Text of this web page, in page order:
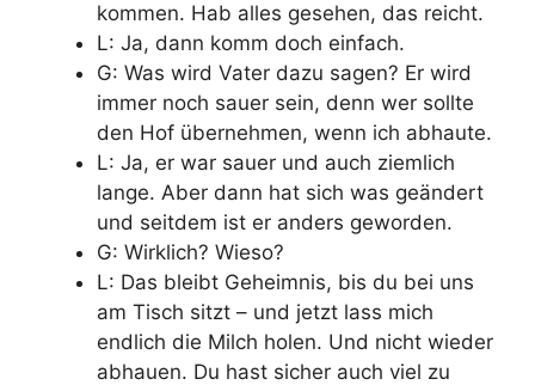
kommen. Hab alles gesehen, das reicht.
L: Ja, dann komm doch einfach.
G: Was wird Vater dazu sagen? Er wird
immer noch sauer sein, denn wer sollte
den Hof übernehmen, wenn ich abhaute.
L: Ja, er war sauer und auch ziemlich
lange. Aber dann hat sich was geändert
und seitdem ist er anders geworden.
G: Wirklich? Wieso?
L: Das bleibt Geheimnis, bis du bei uns
am Tisch sitzt – und jetzt lass mich
endlich die Milch holen. Und nicht wieder
abhauen. Du hast sicher auch viel zu